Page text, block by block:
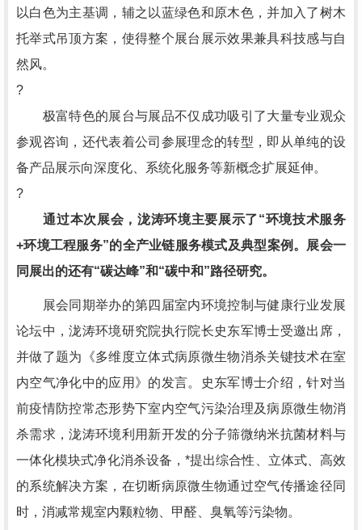
以白色为主基调，辅之以蓝绿色和原木色，并加入了树木
托举式吊顶方案，使得整个展台展示效果兼具科技感与自
然风。
?
极富特色的展台与展品不仅成功吸引了大量专业观众
参观咨询，还代表着公司参展理念的转型，即从单纯的设
备产品展示向深度化、系统化服务等新概念扩展延伸。
?
通过本次展会，泷涛环境主要展示了“环境技术服务
+环境工程服务”的全产业链服务模式及典型案例。展会一
同展出的还有“碳达峰”和“碳中和”路径研究。
展会同期举办的第四届室内环境控制与健康行业发展
论坛中，泷涛环境研究院执行院长史东军博士受邀出席，
并做了题为《多维度立体式病原微生物消杀关键技术在室
内空气净化中的应用》的发言。史东军博士介绍，针对当
前疫情防控常态形势下室内空气污染治理及病原微生物消
杀需求，泷涛环境利用新开发的分子筛微纳米抗菌材料与
一体化模块式净化消杀设备，*提出综合性、立体式、高效
的系统解决方案，在切断病原微生物通过空气传播途径同
时，消减常规室内颗粒物、甲醛、臭氧等污染物。